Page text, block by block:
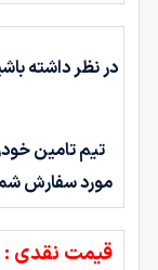
در نظر داشته
تیم تامین
مورد سفارش
قیمت نقدی :